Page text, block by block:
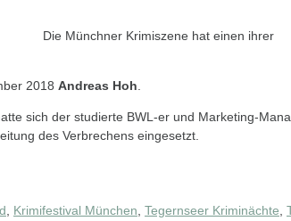
Die Münchner Krimiszene hat einen ihrer
2018 Andreas Hoh
sich der studierte BWL-er und Marketing-
des Verbrechens eingesetzt.
Krimifestival München Tegernseer Kriminächte